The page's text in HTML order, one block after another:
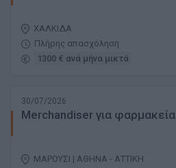
ΧΑΛΚΙΔΑ
Πλήρης απασχόληση
1300 € ανά μήνα μικτά
30/07/2026
Merchandiser για φαρμακεία
ΜΑΡΟΥΣΙ | ΑΘΗΝΑ - ΑΤΤΙΚΗ